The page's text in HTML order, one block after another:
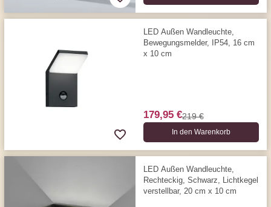
LED Außen Wandleuchte,
Bewegungs­melder, IP54, 16 cm
x 10 cm
179,95 €219 €
In den Warenkorb
LED Außen Wandleuchte,
Rechteckig, Schwarz, Lichtkegel
verstellbar, 20 cm x 10 cm